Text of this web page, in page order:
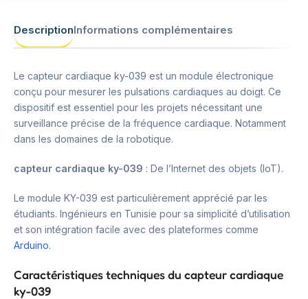
DescriptionInformations complémentaires
Le capteur cardiaque ky-039 est un module électronique
conçu pour mesurer les pulsations cardiaques au doigt. Ce
dispositif est essentiel pour les projets nécessitant une
surveillance précise de la fréquence cardiaque. Notamment
dans les domaines de la robotique.
capteur cardiaque ky-039 : De l’Internet des objets (IoT).
Le module KY-039 est particulièrement apprécié par les
étudiants. Ingénieurs en Tunisie pour sa simplicité d’utilisation
et son intégration facile avec des plateformes comme
Arduino.
Caractéristiques techniques du capteur cardiaque
ky-039